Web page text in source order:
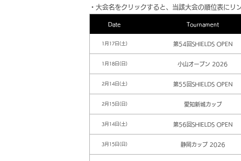
・大会名をクリックすると、当該大会の順位表にリ
Date Tournament
1月17日(土) 第54回SHIELDS OPEN
1月18日(日) 小山オープン 2026
2月14日(土) 第55回SHIELDS OPEN
2月15日(日) 愛知新城カップ
3月14日(土) 第56回SHIELDS OPEN
3月15日(日) 静岡カップ 2026